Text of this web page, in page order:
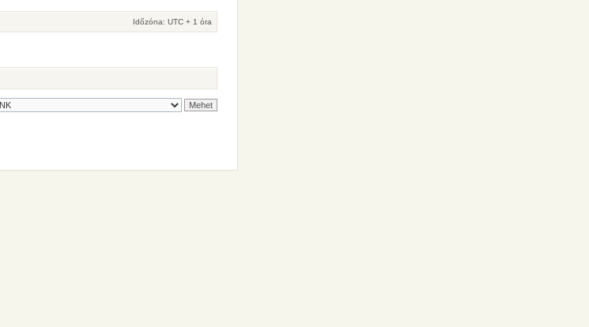
Időzóna: UTC + 1 óra